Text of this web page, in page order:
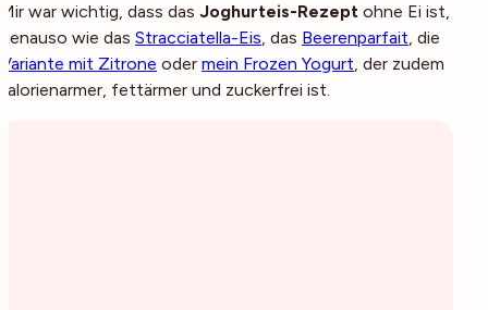
Mir war wichtig, dass das Joghurteis-Rezept ohne Ei ist,
genauso wie das Stracciatella-Eis, das Beerenparfait, die
Variante mit Zitrone oder mein Frozen Yogurt, der zudem
kalorienarmer, fettärmer und zuckerfrei ist.